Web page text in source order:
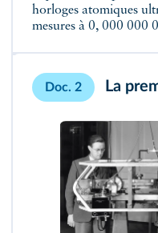
horloges atomiques
mesures à 0, 000 000
Doc. 2 La